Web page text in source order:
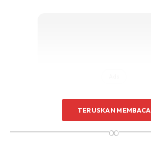
TERUSKAN MEMBACA
∞